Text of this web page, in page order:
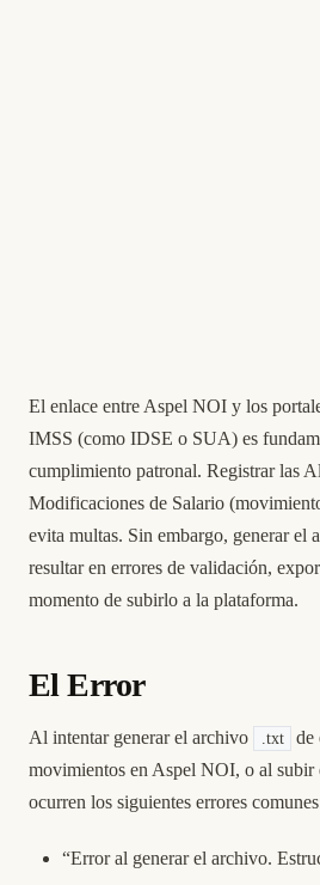
El enlace entre Aspel NOI y los
IMSS (como IDSE o SUA) es
cumplimiento patronal. Registrar las
Modificaciones de Salario
evita multas. Sin embargo, generar el
resultar en errores de validación,
momento de subirlo a la plataforma.
El Error
Al intentar generar el archivo .txt
de
movimientos en Aspel NOI, o al subir
ocurren los siguientes errores
“Error al generar el archivo.